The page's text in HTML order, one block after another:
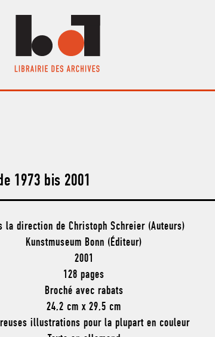
1973 bis 2001
la direction de Christoph Schreier (Auteurs)
Kunstmuseum Bonn (Éditeur)
2001
128 pages
Broché avec rabats
24,2 cm x 29,5 cm
illustrations pour la plupart en couleur